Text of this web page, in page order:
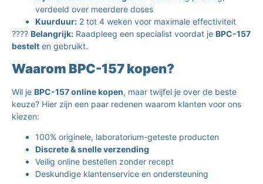
verdeeld over meerdere doses
Kuurduur: 2 tot 4 weken voor maximale effectiviteit
???? Belangrijk: Raadpleeg een specialist voordat je BPC-157
bestelt en gebruikt.
Waarom BPC-157 kopen?
Wil je BPC-157 online kopen, maar twijfel je over de beste
keuze? Hier zijn een paar redenen waarom klanten voor ons
kiezen:
100% originele, laboratorium-geteste producten
Discrete & snelle verzending
Veilig online bestellen zonder recept
Deskundige klantenservice en ondersteuning